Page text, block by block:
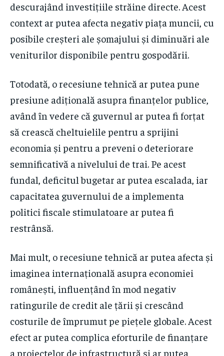
descurajând investițiile străine directe. Acest
context ar putea afecta negativ piața muncii, cu
posibile creșteri ale șomajului și diminuări ale
veniturilor disponibile pentru gospodării.
Totodată, o recesiune tehnică ar putea pune
presiune adițională asupra finanțelor publice,
având în vedere că guvernul ar putea fi forțat
să crească cheltuielile pentru a sprijini
economia și pentru a preveni o deteriorare
semnificativă a nivelului de trai. Pe acest
fundal, deficitul bugetar ar putea escalada, iar
capacitatea guvernului de a implementa
politici fiscale stimulatoare ar putea fi
restrânsă.
Mai mult, o recesiune tehnică ar putea afecta și
imaginea internațională asupra economiei
românești, influențând în mod negativ
ratingurile de credit ale țării și crescând
costurile de împrumut pe piețele globale. Acest
efect ar putea complica eforturile de finanțare
a proiectelor de infrastructură și ar putea